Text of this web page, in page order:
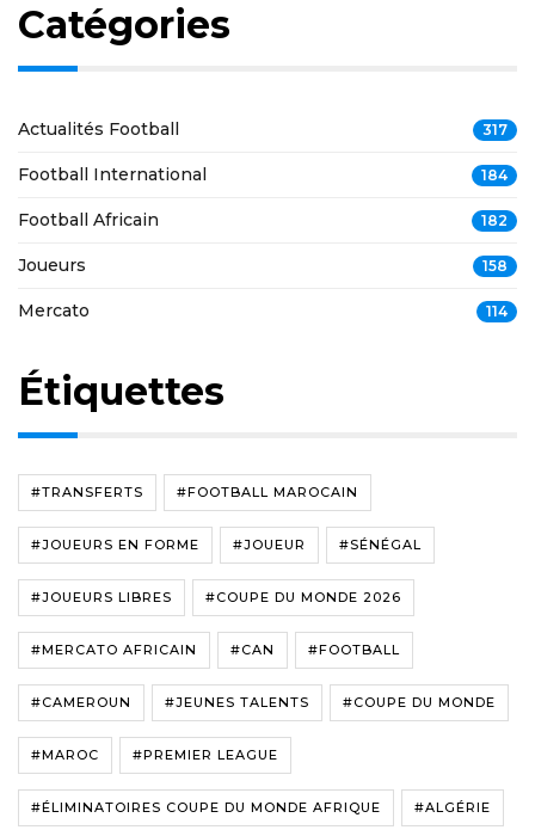
Catégories
Actualités Football 317
Football International 184
Football Africain 182
Joueurs 158
Mercato 114
Étiquettes
#TRANSFERTS #FOOTBALL MAROCAIN
#JOUEURS EN FORME #JOUEUR #SÉNÉGAL
#JOUEURS LIBRES #COUPE DU MONDE 2026
#MERCATO AFRICAIN #CAN #FOOTBALL
#CAMEROUN #JEUNES TALENTS #COUPE DU MONDE
#MAROC #PREMIER LEAGUE
#ÉLIMINATOIRES COUPE DU MONDE AFRIQUE #ALGÉRIE